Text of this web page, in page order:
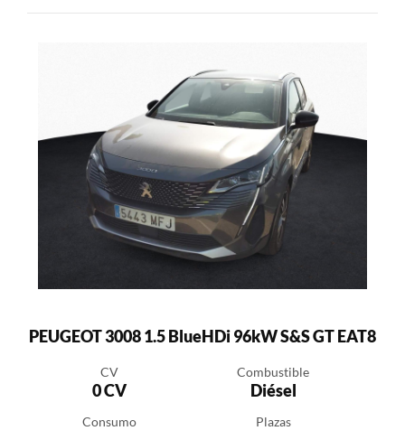
PEUGEOT 3008 1.5 BlueHDi 96kW S&S GT EAT8
CV
0 CV
Combustible
Diésel
Consumo Plazas